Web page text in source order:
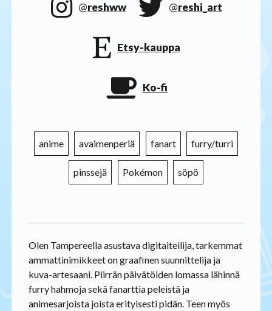
@reshww @reshi_art
Etsy-kauppa
Ko-fi
anime avaimenperiä fanart furry/turri
pinssejä Pokémon söpö
Olen Tampereella asustava digitaiteilija, tarkemmat
ammattinimikkeet on graafinen suunnittelija ja
kuva-artesaani. Piirrän päivätöiden lomassa lähinnä
furry hahmoja sekä fanarttia peleistä ja
animesarjoista joista erityisesti pidän. Teen myös